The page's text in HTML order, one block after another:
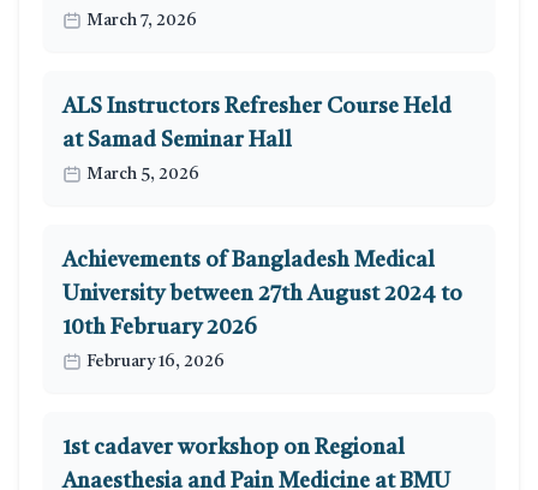
March 7, 2026
ALS Instructors Refresher Course Held
at Samad Seminar Hall
March 5, 2026
Achievements of Bangladesh Medical
University between 27th August 2024 to
10th February 2026
February 16, 2026
1st cadaver workshop on Regional
Anaesthesia and Pain Medicine at BMU